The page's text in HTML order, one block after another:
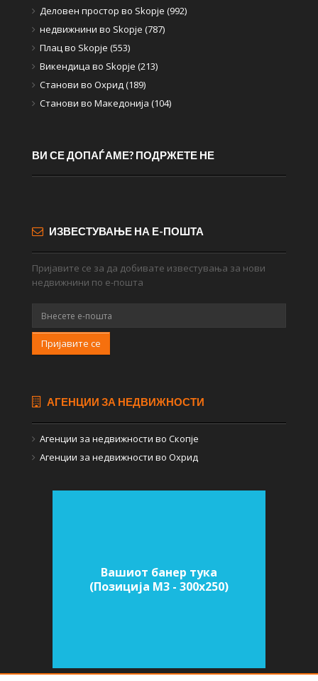
Деловен простор во Skopje (992)
недвижнини во Skopje (787)
Плац во Skopje (553)
Викендица во Skopje (213)
Станови во Охрид (189)
Станови во Македонија (104)
ВИ СЕ ДОПАЃАМЕ? ПОДРЖЕТЕ НЕ
ИЗВЕСТУВАЊЕ НА Е-ПОШТА
Пријавите се за да добивате известувања за нови
недвижнини по е-пошта
Пријавите се
АГЕНЦИИ ЗА НЕДВИЖНОСТИ
Агенции за недвижности во Скопје
Агенции за недвижности во Охрид
Вашиот банер тука
(Позиција M3 - 300х250)